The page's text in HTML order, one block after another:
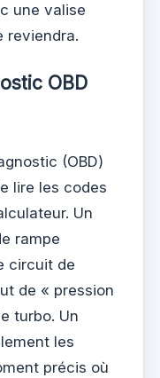
une valise
reviendra.
OBD
(OBD)
lire les codes
Un
rampe
circuit de
de « pression
turbo. Un
les
précis où